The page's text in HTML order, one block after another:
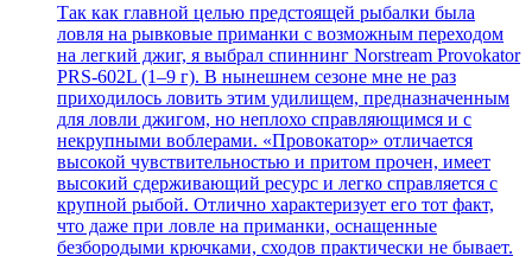
Так как главной целью предстоящей рыбалки была
ловля на рывковые приманки с возможным переходом
на легкий джиг, я выбрал спиннинг Norstream Provokator
PRS-602L (1–9 г). В нынешнем сезоне мне не раз
приходилось ловить этим удилищем, предназначенным
для ловли джигом, но неплохо справляющимся и с
некрупными воблерами. «Провокатор» отличается
высокой чувствительностью и притом прочен, имеет
высокий сдерживающий ресурс и легко справляется с
крупной рыбой. Отлично характеризует его тот факт,
что даже при ловле на приманки, оснащенные
безбородыми крючками, сходов практически не бывает.